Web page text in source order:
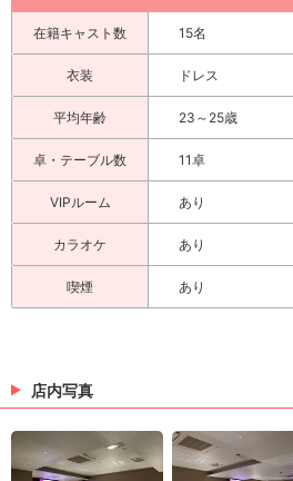
在籍キャスト数 15名
衣装 ドレス
平均年齢 23～25歳
卓・テーブル数 11卓
VIPルーム あり
カラオケ あり
喫煙 あり
店内写真